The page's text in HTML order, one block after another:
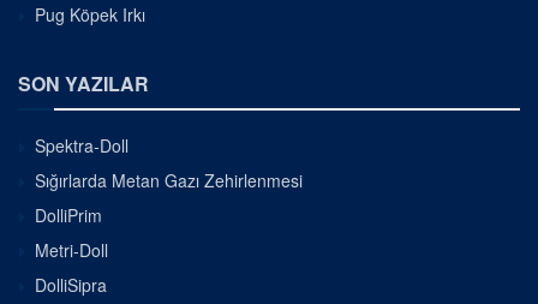
Pug Köpek Irkı
SON YAZILAR
Spektra-Doll
Sığırlarda Metan Gazı Zehirlenmesi
DolliPrim
Metri-Doll
DolliSipra